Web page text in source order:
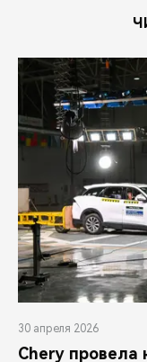
30 апреля 2026
Chery провела